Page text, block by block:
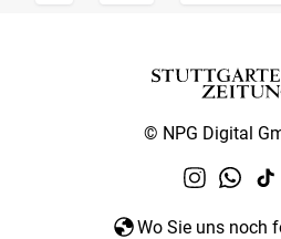
© NPG Digital
Wo Sie uns noch